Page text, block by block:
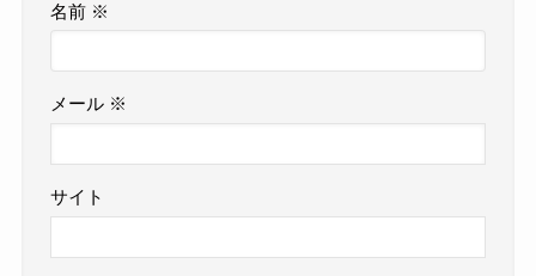
名前 ※
メール ※
サイト